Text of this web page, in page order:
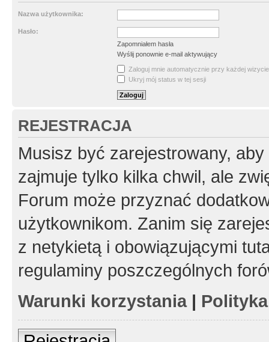
Nazwa użytkownika:
Hasło:
Zapomniałem hasła
Wyślij ponownie e-mail aktywujący
Zaloguj mnie automatycznie przy każdej wizycie
Ukryj mój status w tej sesji
REJESTRACJA
Musisz być zarejestrowany,
zajmuje tylko kilka chwil, ale
Forum może przyznać
użytkownikom. Zanim się
z netykietą i obowiązującymi
regulaminy poszczególnych
Warunki korzystania|